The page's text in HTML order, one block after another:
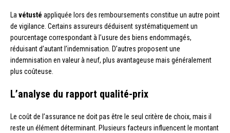
La vétusté appliquée lors des remboursements constitue un autre point
de vigilance. Certains assureurs déduisent systématiquement un
pourcentage correspondant à l’usure des biens endommagés,
réduisant d’autant l’indemnisation. D’autres proposent une
indemnisation en valeur à neuf, plus avantageuse mais généralement
plus coûteuse.
L’analyse du rapport qualité-prix
Le coût de l’assurance ne doit pas être le seul critère de choix, mais il
reste un élément déterminant. Plusieurs facteurs influencent le montant